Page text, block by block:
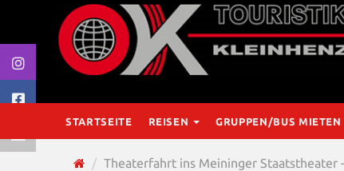
STARTSEITE REISEN GRUPPEN/BUS MIETEN
Theaterfahrt ins Meininger Staatstheater